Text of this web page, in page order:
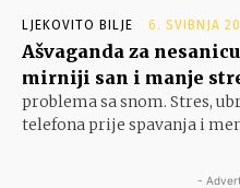
LJEKOVITO BILJE 6. SVIBNJA
Ašvaganda za
mirniji san i manje
problema sa snom. Stres,
telefona prije spavanja i
-